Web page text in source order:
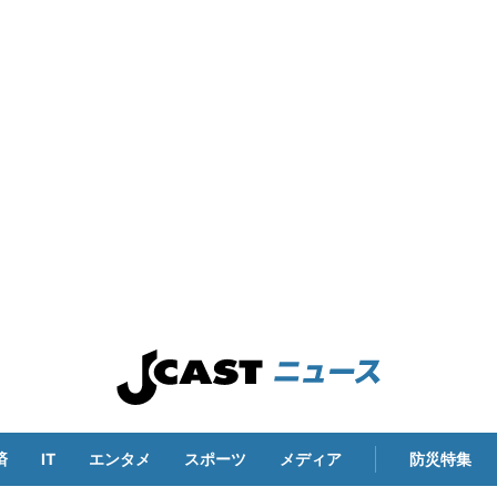
IT エンタメ スポーツ メディア 防災特集